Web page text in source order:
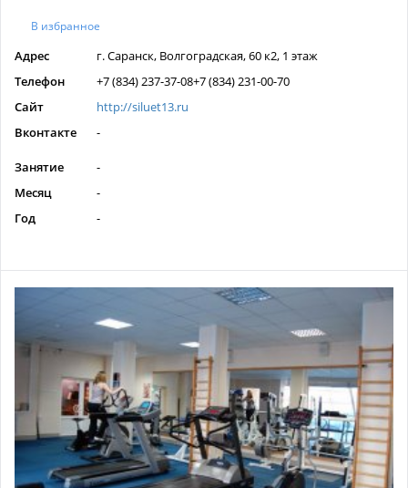
В избранное
Адрес
г. Саранск, Волгоградская, 60 к2, 1 этаж
Телефон
+7 (834) 237-37-08+7 (834) 231-00-70
Сайт
http://siluet13.ru
Вконтакте
-
Занятие
-
Месяц
-
Год
-